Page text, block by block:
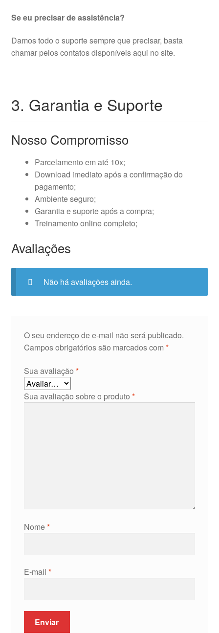
Se eu precisar de assistência?
Damos todo o suporte sempre que precisar, basta
chamar pelos contatos disponíveis aqui no site.
3. Garantia e Suporte
Nosso Compromisso
Parcelamento em até 10x;
Download imediato após a confirmação do
pagamento;
Ambiente seguro;
Garantia e suporte após a compra;
Treinamento online completo;
Avaliações
Não há avaliações ainda.
O seu endereço de e-mail não será publicado.
Campos obrigatórios são marcados com *
Sua avaliação *
Sua avaliação sobre o produto *
Nome*
E-mail *